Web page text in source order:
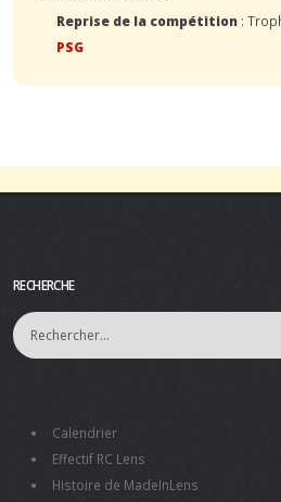
Reprise de la compétition :
PSG
RECHERCHE
Calendrier
Effectif RC Lens
Histoire de MadeInLens